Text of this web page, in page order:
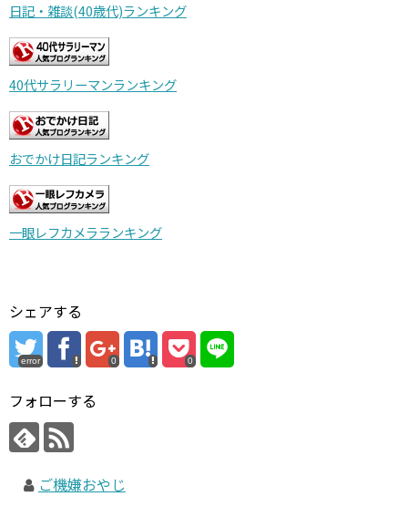
日記・雑談(40歳代)ランキング
40代サラリーマンランキング
おでかけ日記ランキング
一眼レフカメラランキング
シェアする
error 0 0
フォローする
ご機嫌おやじ